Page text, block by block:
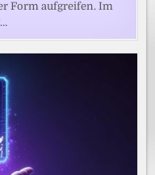
Form aufgreifen. Im